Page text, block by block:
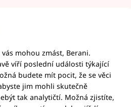
mohou zmást, Berani.
víří poslední události týkající
budete mít pocit, že se věci
jim mohli skutečně
tak analytičtí. Možná zjistíte,